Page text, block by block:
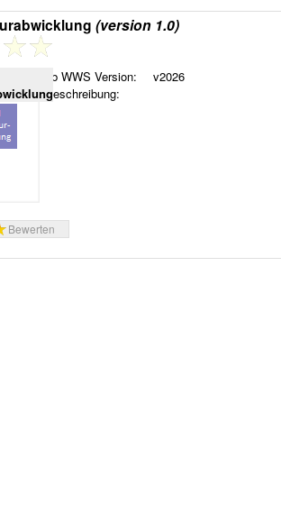
(version 1.0)
ab WWS Version:
v2026
Beschreibung:
Bewerten